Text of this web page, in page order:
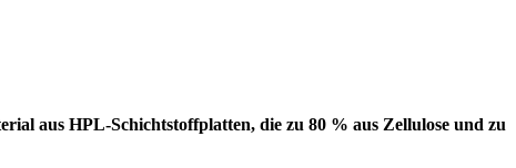
aus HPL-Schichtstoffplatten, die zu 80 % aus Zellulose und zu